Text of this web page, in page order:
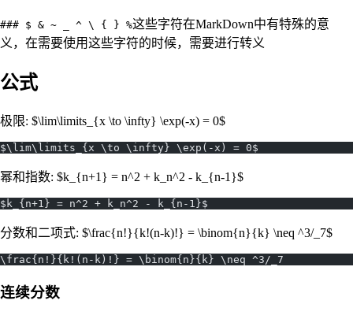
### $ & ~ _ ^ \ { } %这些字符在MarkDown中有特殊的意
义，在需要使用这些字符的时候，需要进行转义
公式
极限: $\lim\limits_{x \to \infty} \exp(-x) = 0$
$\lim\limits_{x \to \infty} \exp(-x) = 0$
幂和指数: $k_{n+1} = n^2 + k_n^2 - k_{n-1}$
$k_{n+1} = n^2 + k_n^2 - k_{n-1}$
分数和二项式: $\frac{n!}{k!(n-k)!} = \binom{n}{k} \neq ^3/_7$
\frac{n!}{k!(n-k)!} = \binom{n}{k} \neq ^3/_7
连续分数